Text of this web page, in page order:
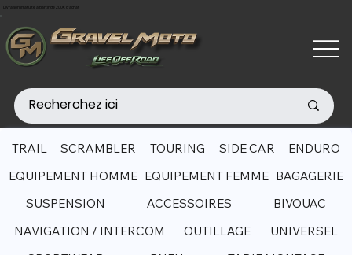
Livraison gratuite à partir de 200€ d'achat
TRAIL SCRAMBLER TOURING SIDE CAR
ENDURO
EQUIPEMENT HOMME EQUIPEMENT FEMME BAGAGERIE
SUSPENSION
ACCESSOIRES
BIVOUAC
NAVIGATION / INTERCOM
OUTILLAGE
UNIVERSEL